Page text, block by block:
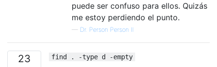
puede ser confuso para ellos. Quizás
me estoy perdiendo el punto.
— Dr. Person Person II
23 find . -type d -empty